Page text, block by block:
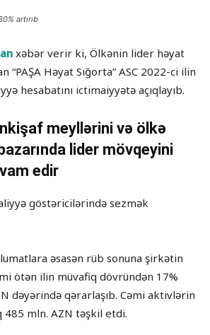
artırıb
xəbər verir ki, Ölkənin lider həyat
“PAŞA Həyat Sığorta” ASC 2022-ci ilin
hesabatını ictimaiyyətə açıqlayıb.
meyllərini və ölkə
lider mövqeyini
edir
göstəricilərində sezmək
əsasən rüb sonuna şirkətin
ötən ilin müvafiq dövründən 17%
dəyərində qərarlaşıb. Cəmi aktivlərin
485 mln. AZN təşkil etdi.